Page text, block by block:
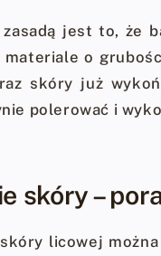
zasadą jest to, że
materiale o
skóry już
polerować i
skóry –
licowej